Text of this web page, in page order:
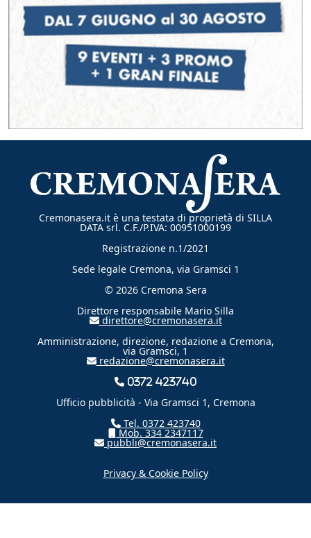
Cremonasera.it è una testata di proprietà di SILLA
DATA srl. C.F./P.IVA: 00951000199
Registrazione n.1/2021
Sede legale Cremona, via Gramsci 1
© 2026 Cremona Sera
Direttore responsabile Mario Silla
direttore@cremonasera.it
Amministrazione, direzione, redazione a Cremona,
via Gramsci, 1
redazione@cremonasera.it
0372 423740
Ufficio pubblicità - Via Gramsci 1, Cremona
Tel. 0372 423740
Mob. 334 2347117
pubbli@cremonasera.it
Privacy & Cookie Policy